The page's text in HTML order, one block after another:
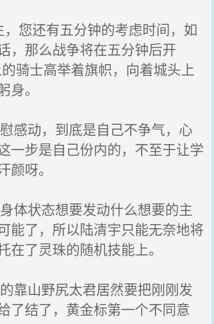
您还有五分钟的考虑时间，如
，那么战争将在五分钟后开
骑士高举着旗帜，向着城头上
身。
感动，到底是自己不争气，心
一步是自己份内的，不至于让学
颜呀。
体状态想要发动什么想要的主
能了，所以陆清宇只能无奈地将
在了灵珠的随机技能上。
靠山野尻太君居然要把刚刚发
了结了，黄金标第一个不同意